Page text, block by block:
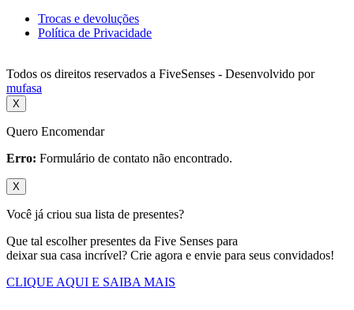
Trocas e devoluções
Política de Privacidade
Todos os direitos reservados a FiveSenses - Desenvolvido por
mufasa
X
Quero Encomendar
Erro: Formulário de contato não encontrado.
X
Você já criou sua lista de presentes?
Que tal escolher presentes da Five Senses para
deixar sua casa incrível? Crie agora e envie para seus convidados!
CLIQUE AQUI E SAIBA MAIS